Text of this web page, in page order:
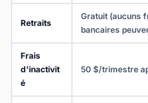
Retraits
Gratuit (aucuns
bancaires
Frais
d'inactivit
é
50 $/trimestre